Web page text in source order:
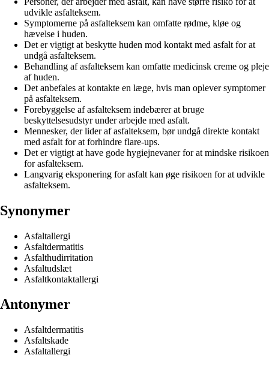
udvikle asfalteksem.
Symptomerne på asfalteksem kan omfatte rødme, kløe og
hævelse i huden.
Det er vigtigt at beskytte huden mod kontakt med asfalt for at
undgå asfalteksem.
Behandling af asfalteksem kan omfatte medicinsk creme og pleje
af huden.
Det anbefales at kontakte en læge, hvis man oplever symptomer
på asfalteksem.
Forebyggelse af asfalteksem indebærer at bruge
beskyttelsesudstyr under arbejde med asfalt.
Mennesker, der lider af asfalteksem, bør undgå direkte kontakt
med asfalt for at forhindre flare-ups.
Det er vigtigt at have gode hygiejnevaner for at mindske risikoen
for asfalteksem.
Langvarig eksponering for asfalt kan øge risikoen for at udvikle
asfalteksem.
Synonymer
Asfaltallergi
Asfaltdermatitis
Asfalthudirritation
Asfaltudslæt
Asfaltkontaktallergi
Antonymer
Asfaltdermatitis
Asfaltskade
Asfaltallergi